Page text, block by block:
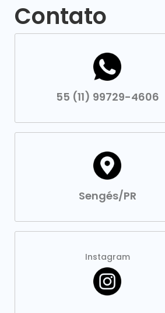
Contato
55 (11) 99729-4606
Sengés/PR
Instagram